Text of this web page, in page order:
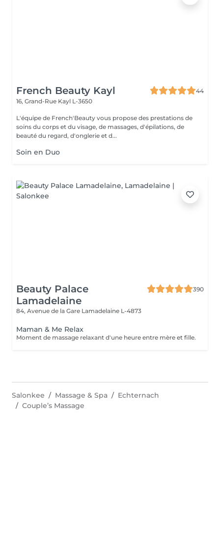
French Beauty Kayl
44
16, Grand-Rue Kayl L-3650
L'équipe de French'Beauty vous propose des prestations de
soins du corps et du visage, de massages, d'épilations, de
beauté du regard, d'onglerie et d...
Soin en Duo
Beauty Palace
Lamadelaine
390
84, Avenue de la Gare Lamadelaine L-4873
Maman & Me Relax
Moment de massage relaxant d'une heure entre mère et fille.
Salonkee Massage & Spa
Echternach
Couple’s Massage